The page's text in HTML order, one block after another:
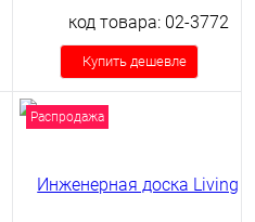
код товара: 02-3772
Купить дешевле
Распродажа